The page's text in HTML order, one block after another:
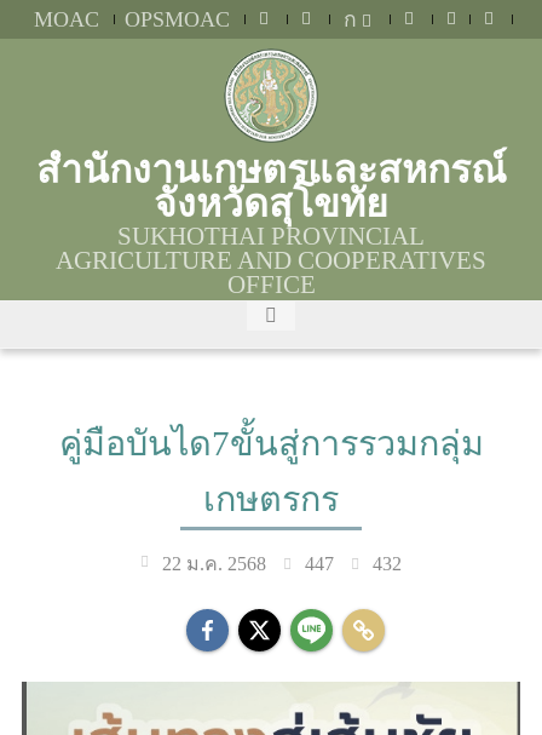
MOAC OPSMOAC ก
สำนักงานเกษตรและสหกรณ์
จังหวัดสุโขทัย
SUKHOTHAI PROVINCIAL
AGRICULTURE AND COOPERATIVES
OFFICE
คู่มือบันได7ขั้นสู่การรวมกลุ่ม
เกษตรกร
22 ม.ค. 2568 447 432